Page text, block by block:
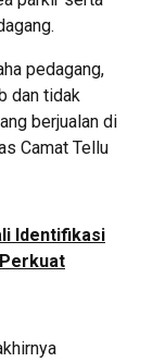
pedagang,
dan tidak
berjualan di
Camat Tellu
Identifikasi